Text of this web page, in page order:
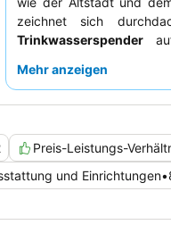
zeichnet sich
Trinkwasserspender
außergewöhnliche
wünschen, ist die
sehr zu empfehlen.
Mehr anzeigen
Preis-Leistungs-
und Einrichtungen•